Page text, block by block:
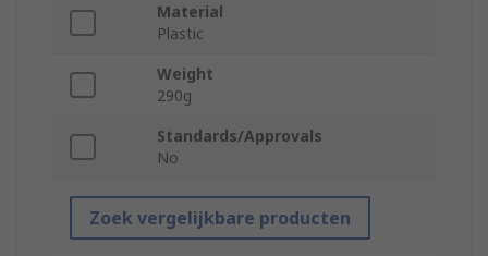
Material
Plastic
Weight
290g
Standards/Approvals
No
Zoek vergelijkbare producten